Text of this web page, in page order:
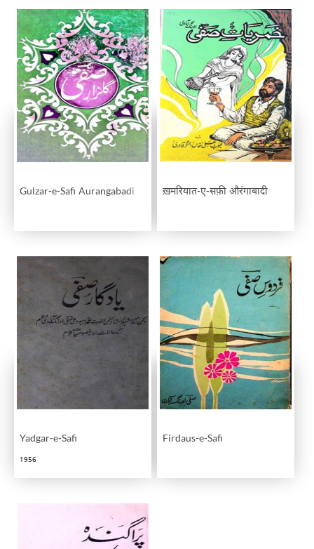
Gulzar-e-Safi Aurangabadi ख़मरियात-ए-सफ़ी औरंगाबादी
Yadgar-e-Safi
1956
Firdaus-e-Safi